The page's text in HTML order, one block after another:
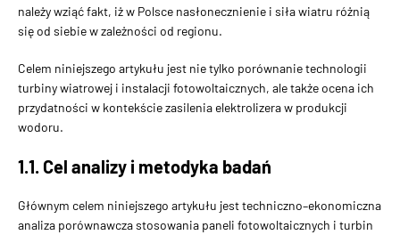
należy wziąć fakt, iż w Polsce nasłonecznienie i siła wiatru różnią
się od siebie w zależności od regionu.
Celem niniejszego artykułu jest nie tylko porównanie technolo­gii
turbiny wiatrowej i instalacji fotowoltaicznych, ale także oce­na ich
przydatności w kontekście zasilenia elektrolizera w pro­dukcji
wodoru.
1.1. Cel analizy i metodyka badań
Głównym celem niniejszego artykułu jest techniczno–ekonomiczna
analiza porównawcza stosowania paneli fotowoltaicznych i turbin